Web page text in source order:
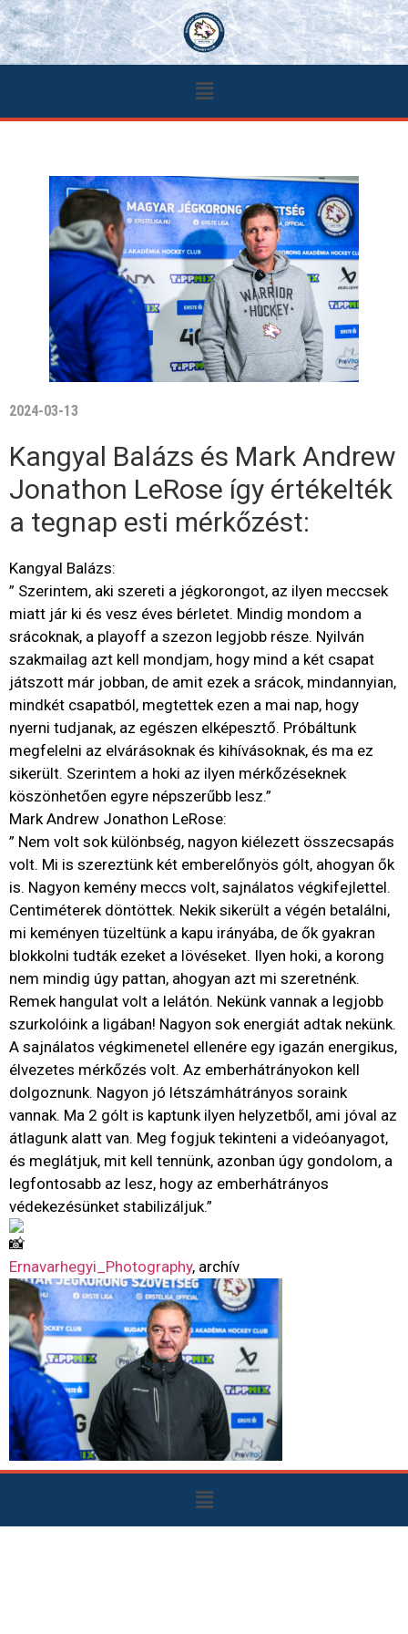
2024-03-13
Kangyal Balázs és Mark Andrew
Jonathon LeRose így értékelték
a tegnap esti mérkőzést:
Kangyal Balázs:
” Szerintem, aki szereti a jégkorongot, az ilyen meccsek
miatt jár ki és vesz éves bérletet. Mindig mondom a
srácoknak, a playoff a szezon legjobb része. Nyilván
szakmailag azt kell mondjam, hogy mind a két csapat
játszott már jobban, de amit ezek a srácok, mindannyian,
mindkét csapatból, megtettek ezen a mai nap, hogy
nyerni tudjanak, az egészen elképesztő. Próbáltunk
megfelelni az elvárásoknak és kihívásoknak, és ma ez
sikerült. Szerintem a hoki az ilyen mérkőzéseknek
köszönhetően egyre népszerűbb lesz.”
Mark Andrew Jonathon LeRose:
” Nem volt sok különbség, nagyon kiélezett összecsapás
volt. Mi is szereztünk két emberelőnyös gólt, ahogyan ők
is. Nagyon kemény meccs volt, sajnálatos végkifejlettel.
Centiméterek döntöttek. Nekik sikerült a végén betalálni,
mi keményen tüzeltünk a kapu irányába, de ők gyakran
blokkolni tudták ezeket a lövéseket. Ilyen hoki, a korong
nem mindig úgy pattan, ahogyan azt mi szeretnénk.
Remek hangulat volt a lelátón. Nekünk vannak a legjobb
szurkolóink a ligában! Nagyon sok energiát adtak nekünk.
A sajnálatos végkimenetel ellenére egy igazán energikus,
élvezetes mérkőzés volt. Az emberhátrányokon kell
dolgoznunk. Nagyon jó létszámhátrányos soraink
vannak. Ma 2 gólt is kaptunk ilyen helyzetből, ami jóval az
átlagunk alatt van. Meg fogjuk tekinteni a videóanyagot,
és meglátjuk, mit kell tennünk, azonban úgy gondolom, a
legfontosabb az lesz, hogy az emberhátrányos
védekezésünket stabilizáljuk.”
Ernavarhegyi_Photography, archív